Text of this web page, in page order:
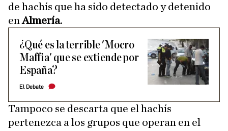
de hachís que ha sido detectado y detenido
enAlmería.
¿Qué es la terrible 'Mocro
Maffia' que se extiende por
España?
El Debate
Tampoco se descarta que el hachís
pertenezca a los grupos que operan en el